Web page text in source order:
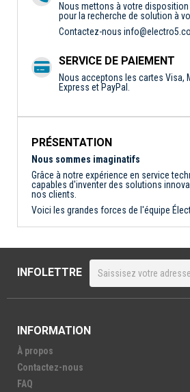
Nous mettons à votre
pour la recherche de solution à
Contactez-nous
SERVICE DE PAIEMENT
Nous acceptons les cartes Visa,
Express et PayPal.
PRÉSENTATION
Nous sommes imaginatifs
Grâce à notre expérience en service
capables d'inventer des solutions
nos clients.
Voici les grandes forces de l'équipe
INFOLETTRE
INFORMATION
À propos
Contactez-nous
FAQ